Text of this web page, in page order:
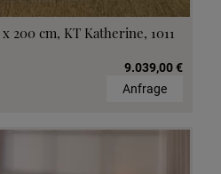
200 cm, KT Katherine, 1011
9.039,00 €
Anfrage